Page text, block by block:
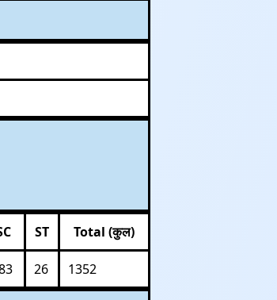
ST Total (कुल)
26 1352